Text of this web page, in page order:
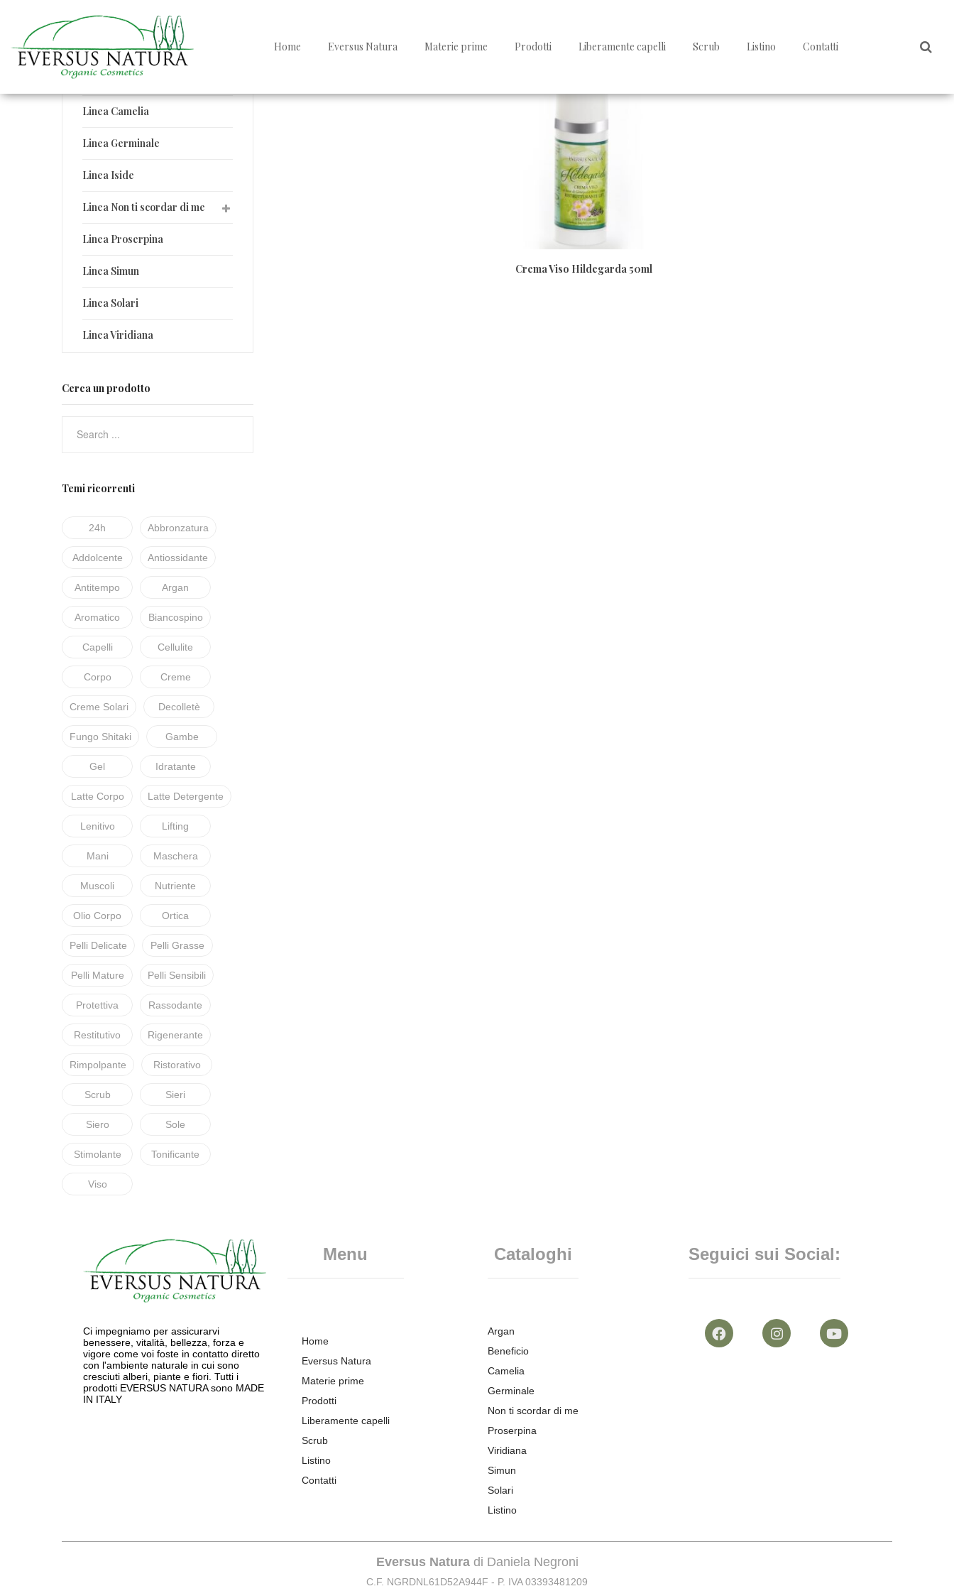
Home Eversus Natura Materie prime Prodotti Liberamente capelli Scrub Listino Contatti
Linee Eversus Natura
Linea Argan
Linea Beneficio
Linea Camelia
Linea Germinale
Linea Iside
Linea Non ti scordar di me
Linea Proserpina
Linea Simun
Linea Solari
Linea Viridiana
Cerca un prodotto
Temi ricorrenti
24h Abbronzatura
Addolcente Antiossidante
Antitempo Argan
Aromatico Biancospino
Capelli Cellulite
Corpo Creme
Creme Solari Decolletè
Fungo Shitaki Gambe
Gel Idratante
Latte Corpo Latte Detergente
Lenitivo Lifting
Mani Maschera
Muscoli Nutriente
Olio Corpo Ortica
Pelli Delicate Pelli Grasse
Pelli Mature Pelli Sensibili
Protettiva Rassodante
Restitutivo Rigenerante
Rimpolpante Ristorativo
Scrub Sieri
Siero Sole
Stimolante Tonificante
Viso
Crema Viso Hildegarda 50ml
Ci impegniamo per assicurarvi
benessere, vitalità, bellezza, forza e
vigore come voi foste in contatto diretto
con l'ambiente naturale in cui sono
cresciuti alberi, piante e fiori. Tutti i
prodotti EVERSUS NATURA sono MADE
IN ITALY
Menu
Home
Eversus Natura
Materie prime
Prodotti
Liberamente capelli
Scrub
Listino
Contatti
Cataloghi
Argan
Beneficio
Camelia
Germinale
Non ti scordar di me
Proserpina
Viridiana
Simun
Solari
Listino
Seguici sui Social:
Eversus Naturadi Daniela Negroni
C.F. NGRDNL61D52A944F - P. IVA 03393481209